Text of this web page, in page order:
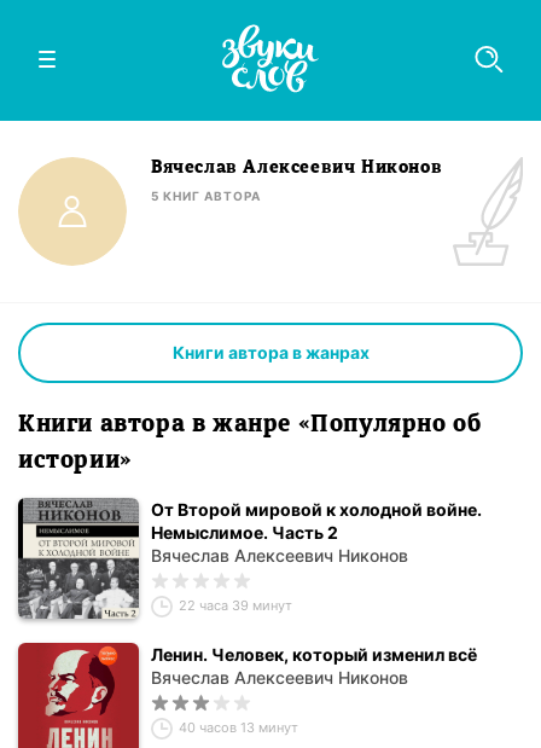
Вячеслав Алексеевич Никонов
5 КНИГ АВТОРА
Книги автора в жанрах
Книги автора в жанре «Популярно об
истории»
От Второй мировой к холодной войне.
Немыслимое. Часть 2
Вячеслав Алексеевич Никонов
22 часа 39 минут
Ленин. Человек, который изменил всё
Вячеслав Алексеевич Никонов
40 часов 13 минут